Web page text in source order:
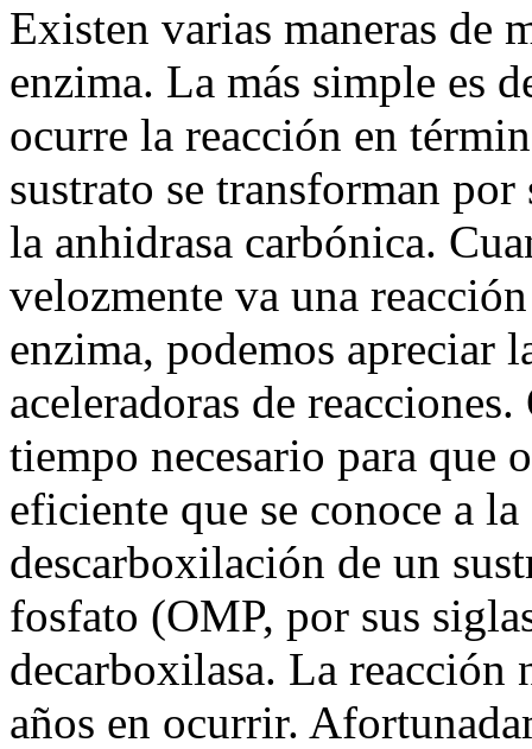
Existen varias maneras de
enzima. La más simple es
ocurre la reacción en
sustrato se transforman
la anhidrasa carbónica.
velozmente va una
enzima, podemos apreciar
aceleradoras de
tiempo necesario para que
eficiente que se conoce a
descarboxilación de un
fosfato (OMP, por sus
decarboxilasa. La reacción
años en ocurrir.